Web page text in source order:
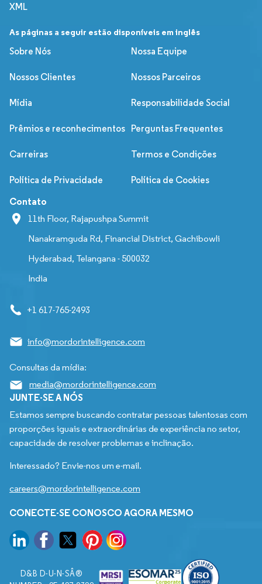
XML
As páginas a seguir estão disponíveis em inglês
Sobre Nós
Nossa Equipe
Nossos Clientes Nossos Parceiros
Mídia Responsabilidade Social
Prêmios e reconhecimentos Perguntas Frequentes
Carreiras Termos e Condições
Política de Privacidade Política de Cookies
Contato
11th Floor, Rajapushpa Summit
Nanakramguda Rd, Financial District, Gachibowli
Hyderabad, Telangana - 500032
India
+1 617-765-2493
info@mordorintelligence.com
Consultas da mídia:
media@mordorintelligence.com
JUNTE-SE A NÓS
Estamos sempre buscando contratar pessoas talentosas com
proporções iguais e extraordinárias de experiência no setor,
capacidade de resolver problemas e inclinação.
Interessado? Envie-nos um e-mail.
careers@mordorintelligence.com
CONECTE-SE CONOSCO AGORA MESMO
D&B D-U-N-SÂ®